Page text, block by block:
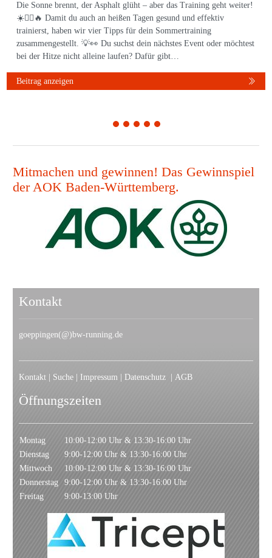
Die Sonne brennt, der Asphalt glüht – aber das Training geht weiter!
☀️🏃‍♀️🔥 Damit du auch an heißen Tagen gesund und effektiv
trainierst, haben wir vier Tipps für dein Sommertraining
zusammengestellt. 💡👀 Du suchst dein nächstes Event oder möchtest
bei der Hitze nicht alleine laufen? Dafür gibt…
Beitrag anzeigen
1 2 3 4 5
Mitmachen und gewinnen! Das Gewinnspiel
der AOK Baden-Württemberg.
Kontakt
goeppingen(@)bw-running.de
Kontakt Suche Impressum Datenschutz AGB
Öffnungszeiten
Montag
10:00-12:00 Uhr & 13:30-16:00 Uhr
Dienstag
9:00-12:00 Uhr & 13:30-16:00 Uhr
Mittwoch
10:00-12:00 Uhr & 13:30-16:00 Uhr
Donnerstag
9:00-12:00 Uhr & 13:30-16:00 Uhr
Freitag
9:00-13:00 Uhr